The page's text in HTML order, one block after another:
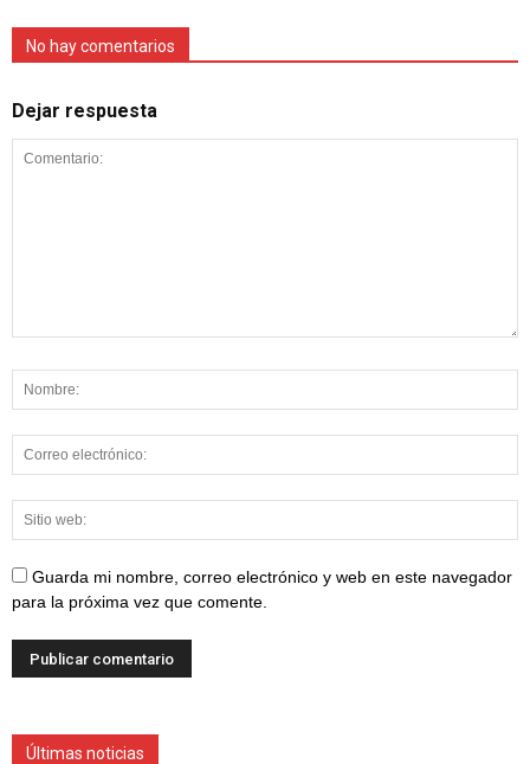
No hay comentarios
Dejar respuesta
Guarda mi nombre, correo electrónico y web en este navegador
para la próxima vez que comente.
Últimas noticias